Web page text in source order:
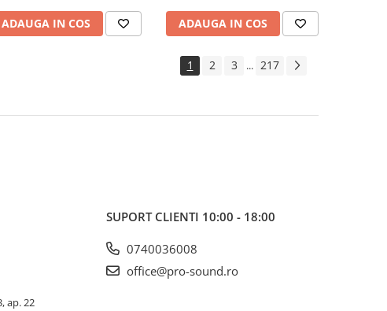
ADAUGA IN COS ADAUGA IN COS
1 2 3 ... 217
ap. 22
SUPORT CLIENTI 10:00 - 18:00
0740036008
office@pro-sound.ro